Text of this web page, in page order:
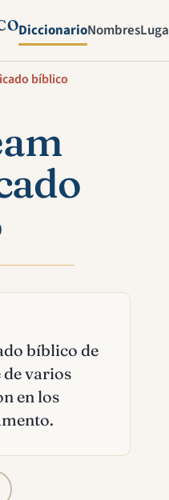
DiccionarioNombres
bíblico
bíblico de
de varios
en los